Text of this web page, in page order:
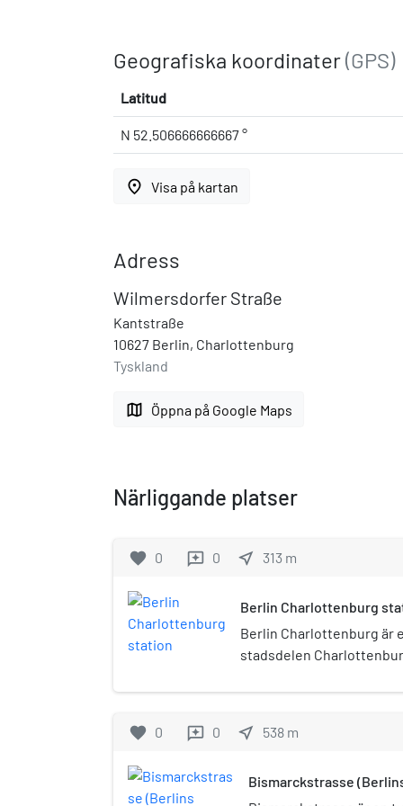
Geografiska koordinater(GPS)
Latitud
N 52.506666666667 °
place Visa på kartan
Adress
Wilmersdorfer Straße
Kantstraße
10627 Berlin, Charlottenburg
Tyskland
map Öppna på Google Maps
Närliggande platser
favorite 0 reviews 0 near_me 313 m
Berlin Charlottenburg
Berlin Charlottenburg är
stadsdelen
regionaltåg. I anslutning
U7. Berlin Charlottenburg
tillsammans en större
favorite 0 reviews 0 near_me 538 m
Bismarckstrasse